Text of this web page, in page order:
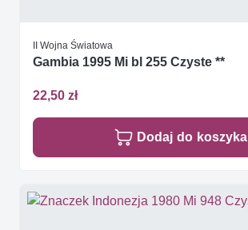
II Wojna Światowa
Gambia 1995 Mi bl 255 Czyste **
22,50 zł
Dodaj do koszyka